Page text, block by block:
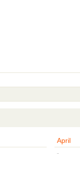
April
-